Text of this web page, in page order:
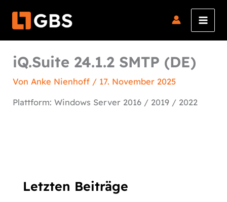
Inhalt
iQ.Suite 24.1.2 SMTP (DE)
Von Anke Nienhoff / 17. November 2025
Plattform: Windows Server 2016 / 2019 / 2022
Letzten Beiträge